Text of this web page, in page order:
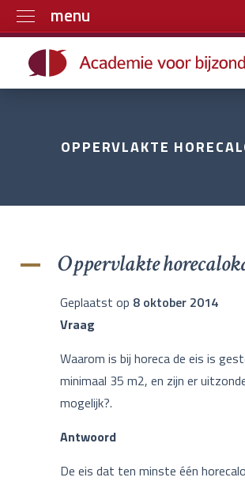
menu
Home
E-learningOPPERVLAKTE
A Oppervlakte
Geplaatst op 8 oktober 2014
Vraag
Waarom is bij horeca de eis is
minimaal 35 m2, en zijn er
mogelijk?.
Antwoord
De eis dat ten minste één